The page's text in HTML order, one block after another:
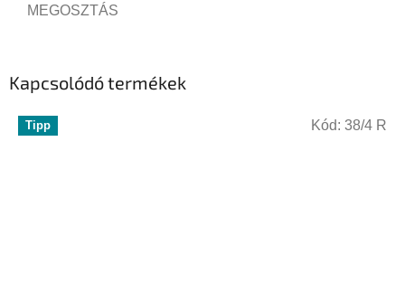
MEGOSZTÁS
Kapcsolódó termékek
Tipp Kód: 38/4 R